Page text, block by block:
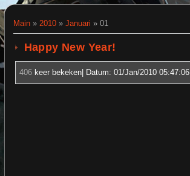
Main» 2010 » Januari » 01
Happy New Year!
406 keer bekeken| Datum: 01/Jan/2010 05:47:06|